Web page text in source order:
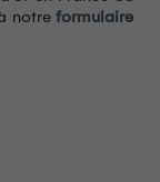
notre formulaire